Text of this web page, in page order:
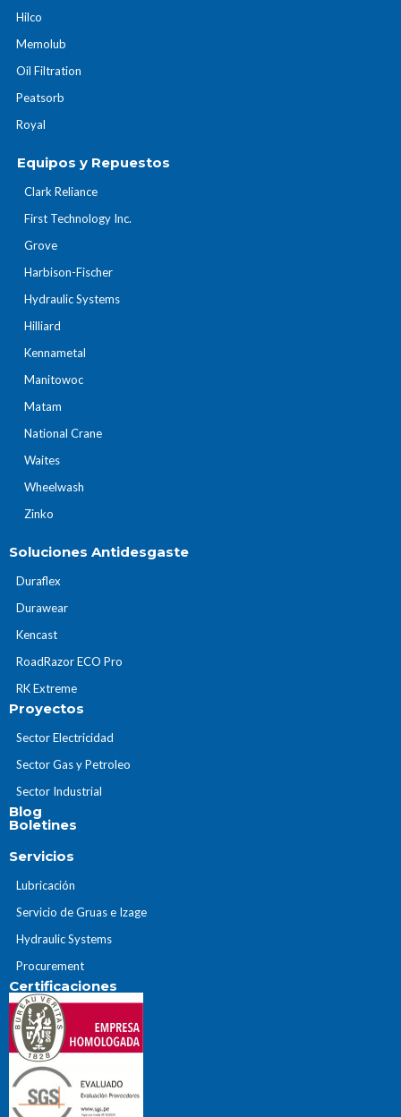
Hilco
Memolub
Oil Filtration
Peatsorb
Royal
Equipos y Repuestos
Clark Reliance
First Technology Inc.
Grove
Harbison-Fischer
Hydraulic Systems
Hilliard
Kennametal
Manitowoc
Matam
National Crane
Waites
Wheelwash
Zinko
Soluciones Antidesgaste
Duraflex
Durawear
Kencast
RoadRazor ECO Pro
RK Extreme
Proyectos
Sector Electricidad
Sector Gas y Petroleo
Sector Industrial
Blog
Boletines
Servicios
Lubricación
Servicio de Gruas e Izage
Hydraulic Systems
Procurement
Certificaciones